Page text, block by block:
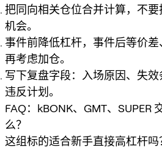
把同向相关仓位合并计算，不
机会。
事件前降低杠杆，事件后等价
再考虑加仓。
写下复盘字段：入场原因、失
违反计划。
FAQ：kBONK、GMT、SUPER
么？
这组标的适合新手直接高杠杆吗